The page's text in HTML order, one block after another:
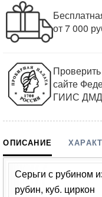
от 7 000
сайте
ГИИС
ОПИСАНИЕ
Серьги с рубином
рубин, куб. циркон